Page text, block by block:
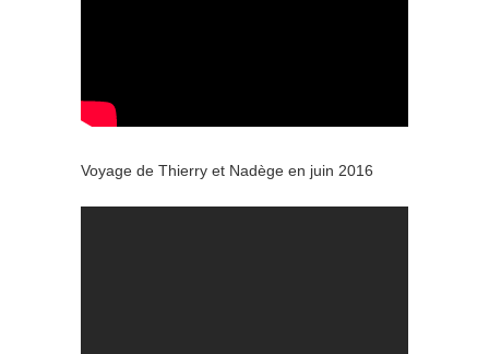
Voyage de Thierry et Nadège en juin 2016